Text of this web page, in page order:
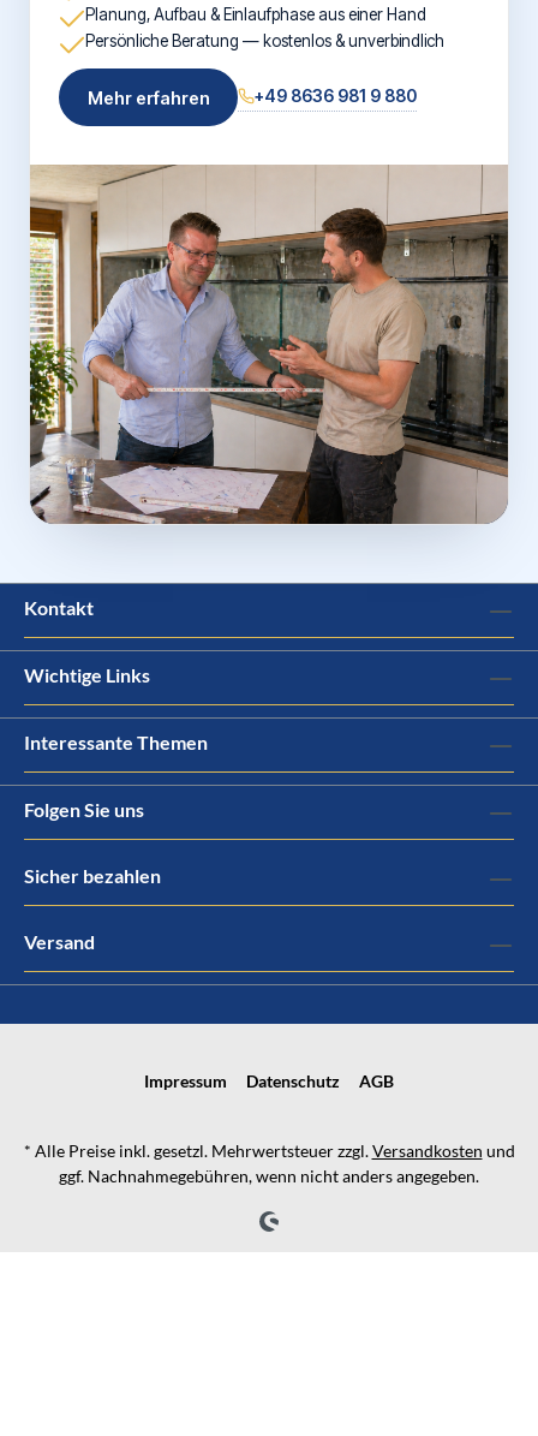
Planung, Aufbau & Einlaufphase aus einer Hand
Persönliche Beratung — kostenlos & unverbindlich
Mehr erfahren +49 8636 981 9 880
Kontakt
Wichtige Links
Interessante Themen
Folgen Sie uns
Sicher bezahlen
Versand
Impressum Datenschutz AGB
* Alle Preise inkl. gesetzl. Mehrwertsteuer zzgl.Versandkosten und
ggf. Nachnahmegebühren, wenn nicht anders angegeben.